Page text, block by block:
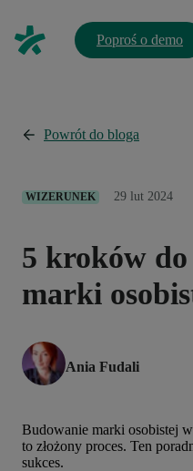
Poproś o demo
Powrót do bloga
WIZERUNEK 29 lut 2024
5 kroków do
marki
Ania Fudali
Budowanie marki osobistej
to złożony proces. Ten
sukces.